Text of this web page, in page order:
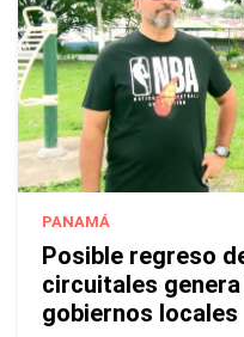
PANAMÁ
Posible regreso
circuitales
gobiernos locales